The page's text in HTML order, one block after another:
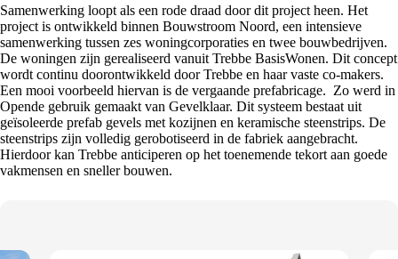
Samenwerking loopt als een rode draad door dit project heen. Het
project is ontwikkeld binnen Bouwstroom Noord, een intensieve
samenwerking tussen zes woningcorporaties en twee bouwbedrijven.
De woningen zijn gerealiseerd vanuit Trebbe BasisWonen. Dit concept
wordt continu doorontwikkeld door Trebbe en haar vaste co-makers.
Een mooi voorbeeld hiervan is de vergaande prefabricage. Zo werd in
Opende gebruik gemaakt van Gevelklaar. Dit systeem bestaat uit
geïsoleerde prefab gevels met kozijnen en keramische steenstrips. De
steenstrips zijn volledig gerobotiseerd in de fabriek aangebracht.
Hierdoor kan Trebbe anticiperen op het toenemende tekort aan goede
vakmensen en sneller bouwen.